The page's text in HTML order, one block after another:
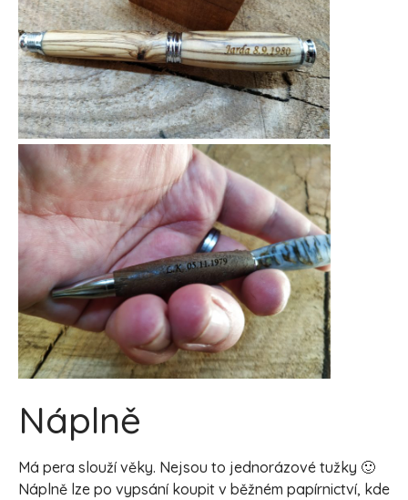
Náplně
Má pera slouží věky. Nejsou to jednorázové tužky 🙂
Náplně lze po vypsání koupit v běžném papírnictví, kde